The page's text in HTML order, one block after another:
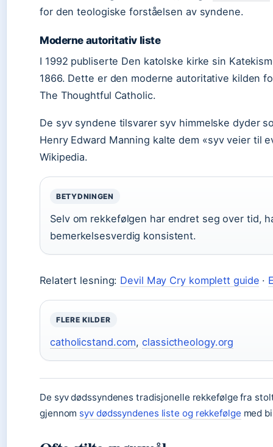
for den teologiske forståelsen av syndene.
Moderne autoritativ liste
I 1992 publiserte Den katolske kirke sin
1866. Dette er den moderne autoritative kilden
The Thoughtful Catholic.
De syv syndene tilsvarer syv himmelske dyder
Henry Edward Manning kalte dem «syv veier til
Wikipedia.
BETYDNINGEN
Selv om rekkefølgen har endret seg over tid,
bemerkelsesverdig konsistent.
Relatert lesning: Devil May Cry komplett guide ·
FLERE KILDER
catholicstand.com,classictheology.org
De syv dødssyndenes tradisjonelle rekkefølge fra
gjennom syv dødssyndenes liste og rekkefølge med